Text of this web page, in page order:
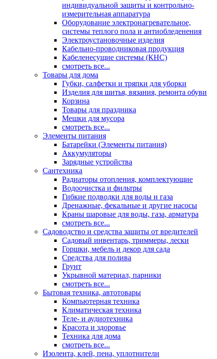
индивидуальной защиты и контрольно-
измерительная аппаратура
Оборудование электронагревательное,
системы теплого пола и антиобледенения
Электроустановочные изделия
Кабельно-проводниковая продукция
Кабеленесущие системы (КНС)
смотреть все...
Товары для дома
Губки, салфетки и тряпки для уборки
Изделия для шитья, вязания, ремонта обуви
Корзина
Товары для праздника
Мешки для мусора
смотреть все...
Элементы питания
Батарейки (Элементы питания)
Аккумуляторы
Зарядные устройства
Сантехника
Радиаторы отопления, комплектующие
Водоочистка и фильтры
Гибкие подводки для воды и газа
Дренажные, фекальные и другие насосы
Краны шаровые для воды, газа, арматура
смотреть все...
Садоводство и средства защиты от вредителей
Садовый инвентарь, триммеры, лески
Горшки, мебель и декор для сада
Средства для полива
Грунт
Укрывной материал, парники
смотреть все...
Бытовая техника, автотовары
Компьютерная техника
Климатическая техника
Теле- и аудиотехника
Красота и здоровье
Техника для дома
смотреть все...
Изолента, клей, пена, уплотнители